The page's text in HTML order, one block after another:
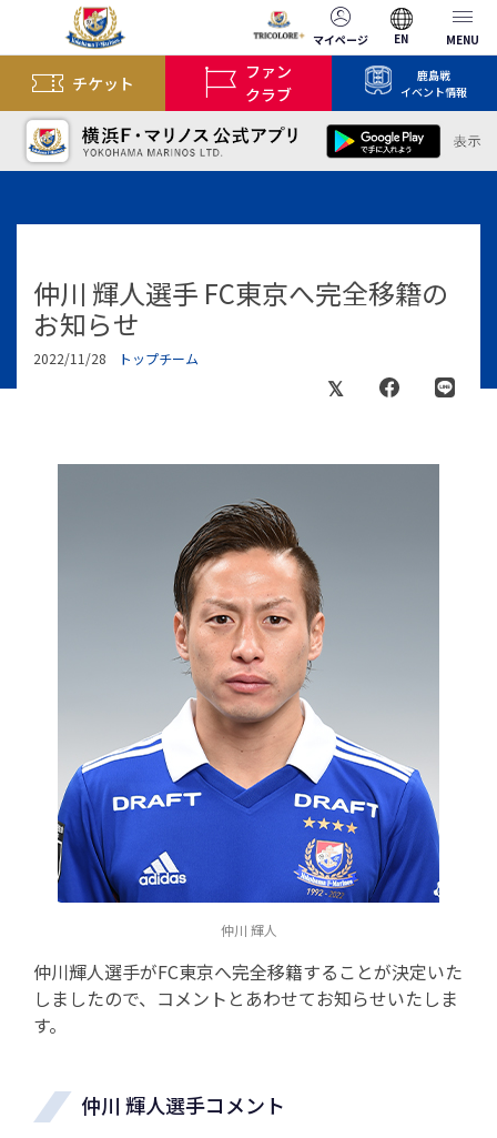
マイページ EN MENU
チケット
ファン
クラブ
鹿島戦
イベント情報
仲川 輝人選手 FC東京へ完全移籍の
お知らせ
2022/11/28 トップチーム
仲川 輝人
仲川輝人選手がFC東京へ完全移籍することが決定いた
しましたので、コメントとあわせてお知らせいたしま
す。
仲川 輝人選手コメント